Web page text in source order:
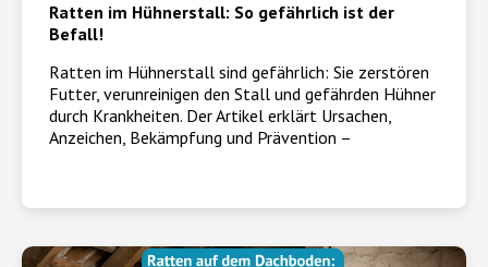
Ratten im Hühnerstall: So gefährlich ist der
Befall!
Ratten im Hühnerstall sind gefährlich: Sie zerstören
Futter, verunreinigen den Stall und gefährden Hühner
durch Krankheiten. Der Artikel erklärt Ursachen,
Anzeichen, Bekämpfung und Prävention –